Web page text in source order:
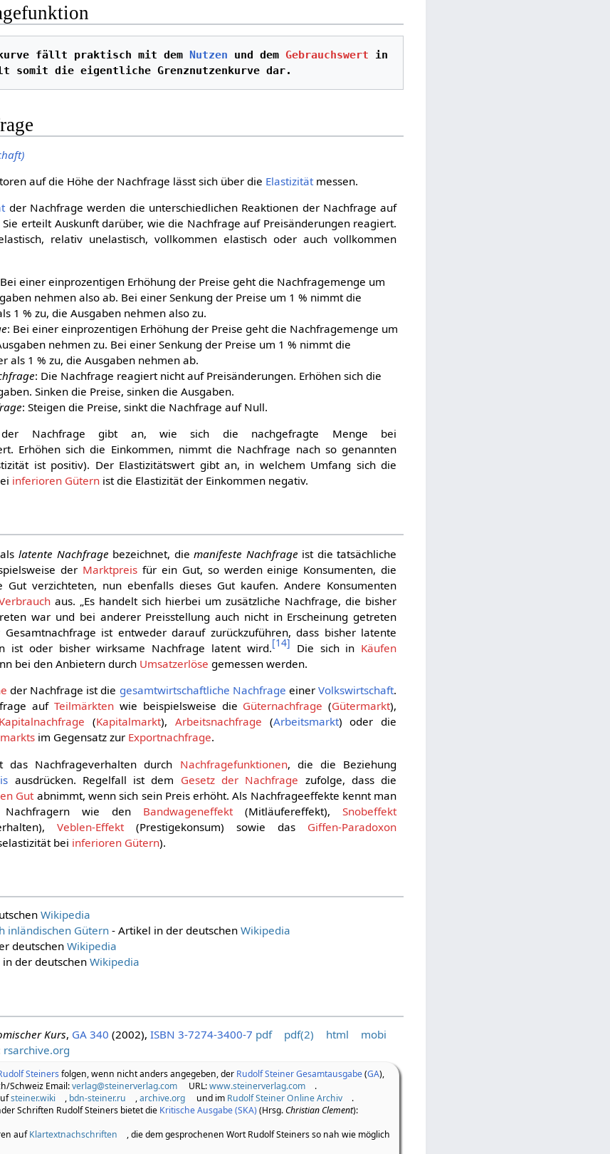
fällt praktisch mit dem Nutzen und dem Gebrauchswert in
somit die eigentliche Grenznutzenkurve dar.
auf die Höhe der Nachfrage lässt sich über die Elastizitätmessen.
der Nachfrage werden die unterschiedlichen Reaktionen der Nachfrage auf
erteilt Auskunft darüber, wie die Nachfrage auf Preisänderungen reagiert.
relativ unelastisch, vollkommen elastisch oder auch vollkommen
einer einprozentigen Erhöhung der Preise geht die Nachfragemenge um
nehmen also ab. Bei einer Senkung der Preise um 1 % nimmt die
1 % zu, die Ausgaben nehmen also zu.
: Bei einer einprozentigen Erhöhung der Preise geht die Nachfragemenge um
nehmen zu. Bei einer Senkung der Preise um 1 % nimmt die
als 1 % zu, die Ausgaben nehmen ab.
: Die Nachfrage reagiert nicht auf Preisänderungen. Erhöhen sich die
Sinken die Preise, sinken die Ausgaben.
: Steigen die Preise, sinkt die Nachfrage auf Null.
Nachfrage gibt an, wie sich die nachgefragte Menge bei
Erhöhen sich die Einkommen, nimmt die Nachfrage nach so genannten
ist positiv). Der Elastizitätswert gibt an, in welchem Umfang sich die
inferioren Gütern ist die Elastizität der Einkommen negativ.
alslatente Nachfrage bezeichnet, diemanifeste Nachfrage ist die tatsächliche
der Marktpreis für ein Gut, so werden einige Konsumenten, die
Gut verzichteten, nun ebenfalls dieses Gut kaufen. Andere Konsumenten
aus. „Es handelt sich hierbei um zusätzliche Nachfrage, die bisher
war und bei anderer Preisstellung auch nicht in Erscheinung getreten
ist entweder darauf zurückzuführen, dass bisher latente
ist oder bisher wirksame Nachfrage latent wird.[14] Die sich in Käufen
bei den Anbietern durch Umsatzerlöse gemessen werden.
der Nachfrage ist die gesamtwirtschaftliche Nachfrage einerVolkswirtschaft.
aufTeilmärkten wie beispielsweise die Güternachfrage (Gütermarkt),
Kapitalnachfrage (Kapitalmarkt), Arbeitsnachfrage (Arbeitsmarkt) oder die
im Gegensatz zur Exportnachfrage.
das Nachfrageverhalten durch Nachfragefunktionen, die die Beziehung
ausdrücken. Regelfall ist dem Gesetz der Nachfrage zufolge, dass die
Gut abnimmt, wenn sich sein Preis erhöht. Als Nachfrageeffekte kennt man
Nachfragern wie den Bandwageneffekt (Mitläufereffekt),Snobeffekt
Veblen-Effekt (Prestigekonsum) sowie das Giffen-Paradoxon
bei inferioren Gütern).
Wikipedia
inländischen Gütern- Artikel in der deutschen Wikipedia
deutschen Wikipedia
der deutschen Wikipedia
Kurs, GA 340 (2002), ISBN 3-7274-3400-7 pdf pdf(2) html
mobi
rsarchive.org
Steinersfolgen, wenn nicht anders angegeben, der Rudolf Steiner Gesamtausgabe(GA),
Schweiz Email:verlag@steinerverlag.com URL:www.steinerverlag.com
.
steiner.wiki , bdn-steiner.ru ,archive.org und im Rudolf Steiner Online Archiv
.
Schriften Rudolf Steiners bietet die Kritische Ausgabe (SKA)(Hrsg.Christian Clement):
aufKlartextnachschriften
, die dem gesprochenen Wort Rudolf Steiners so nah wie möglich